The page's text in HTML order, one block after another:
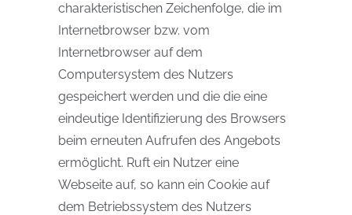
charakteristischen Zeichenfolge, die im
Internetbrowser bzw. vom
Internetbrowser auf dem
Computersystem des Nutzers
gespeichert werden und die die eine
eindeutige Identifizierung des Browsers
beim erneuten Aufrufen des Angebots
ermöglicht. Ruft ein Nutzer eine
Webseite auf, so kann ein Cookie auf
dem Betriebssystem des Nutzers